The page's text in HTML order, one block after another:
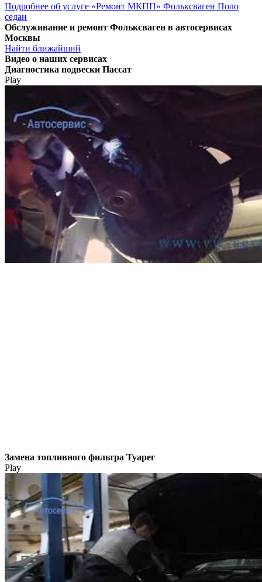
Подробнее об услуге «Ремонт МКПП» Фольксваген Поло
седан
Обслуживание и ремонт Фольксваген в автосервисах
Москвы
Найти ближайший
Видео о наших сервисах
Диагностика подвески Пассат
Play
Замена топливного фильтра Туарег
Play